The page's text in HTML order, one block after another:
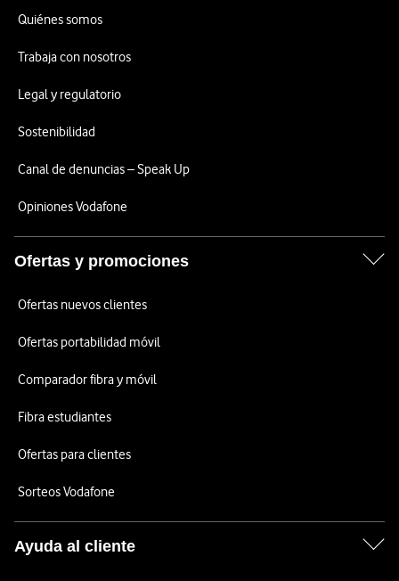
Quiénes somos
Trabaja con nosotros
Legal y regulatorio
Sostenibilidad
Canal de denuncias – Speak Up
Opiniones Vodafone
Ofertas y promociones
Ofertas nuevos clientes
Ofertas portabilidad móvil
Comparador fibra y móvil
Fibra estudiantes
Ofertas para clientes
Sorteos Vodafone
Ayuda al cliente